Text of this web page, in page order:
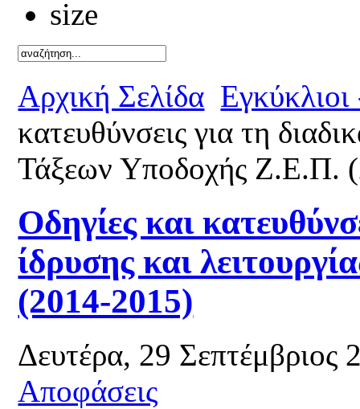
Αρχική Σελίδα
κατευθύνσεις για τη
Τάξεων Υποδοχής Ζ.Ε.Π.
Οδηγίες και
ίδρυσης και
(2014-2015)
Δευτέρα, 29
Αποφάσεις